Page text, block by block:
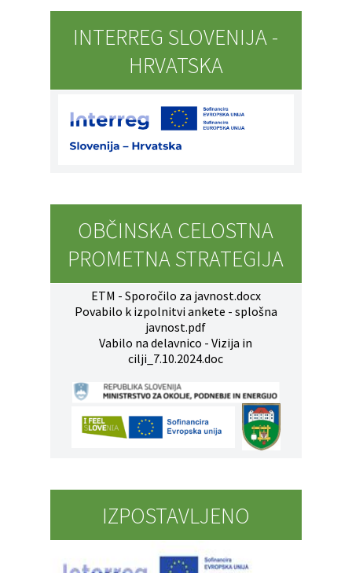
INTERREG SLOVENIJA -
HRVATSKA
OBČINSKA CELOSTNA
PROMETNA STRATEGIJA
ETM - Sporočilo za javnost.docx
Povabilo k izpolnitvi ankete - splošna
javnost.pdf
Vabilo na delavnico - Vizija in
cilji_7.10.2024.doc
IZPOSTAVLJENO